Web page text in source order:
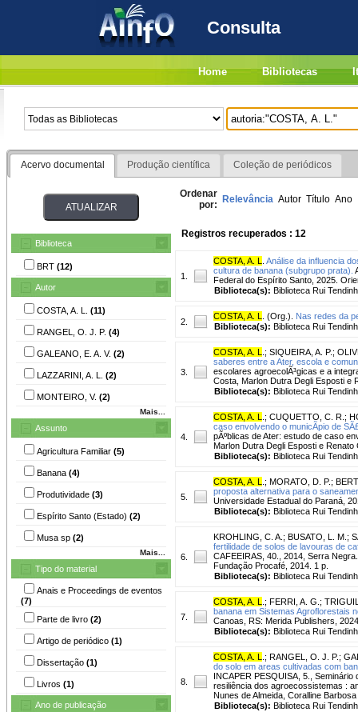
Consulta
Home Bibliotecas
Acervo documental Produção científica Coleção de periódicos
Biblioteca
BRT (12)
Autor
COSTA, A. L. (11)
RANGEL, O. J. P. (4)
GALEANO, E. A. V. (2)
LAZZARINI, A. L. (2)
MONTEIRO, V. (2)
Mais...
Assunto
Agricultura Familiar (5)
Banana (4)
Produtividade (3)
Espírito Santo (Estado) (2)
Musa sp (2)
Mais...
Tipo do material
Anais e Proceedings de eventos
(7)
Parte de livro (2)
Artigo de periódico (1)
Dissertação (1)
Livros (1)
Ano de publicação
Ordenar
por: Relevância Autor Título Ano
Registros recuperados : 12
1.
COSTA, A. L
Análise da influencia
cultura de banana (subgrupo prata).
Federal do Espírito Santo, 2025.
Biblioteca(s): Biblioteca Rui
2.
COSTA, A. L . (Org.).
Nas redes da
Biblioteca(s): Biblioteca Rui
3.
COSTA, A. L ; SIQUEIRA, A. P. ;
saberes entre a Ater, escola e
escolares agroecolÃ³gicas e a
Costa, Marlon Dutra Degli Esposti e
Biblioteca(s): Biblioteca Rui
4.
COSTA, A. L ; CUQUETTO, C. R. ;
caso envolvendo o municÃ­pio de
pÃºblicas de Ater: estudo de caso
Marlon Dutra Degli Esposti e Renato
Biblioteca(s): Biblioteca Rui
5.
COSTA, A. L ; MORATO, D. P. ;
proposta alternativa para o
Universidade Estadual do Paraná,
Biblioteca(s): Biblioteca Rui
6.
KROHLING, C. A. ; BUSATO, L. M. ;
fertilidade de solos de lavouras de
CAFEEIRAS, 40., 2014, Serra
Fundação Procafé, 2014. 1 p.
Biblioteca(s): Biblioteca Rui
7.
COSTA, A. L ; FERRI, A. G. ;
banana em Sistemas Agroflorestais
Canoas, RS: Merida Publishers,
Biblioteca(s): Biblioteca Rui
8.
COSTA, A. L ; RANGEL, O. J. P. ;
do solo em areas cultivadas com
INCAPER PESQUISA, 5.,
resiliência dos agroecossistemas :
Nunes de Almeida, Coralline
Biblioteca(s): Biblioteca Rui